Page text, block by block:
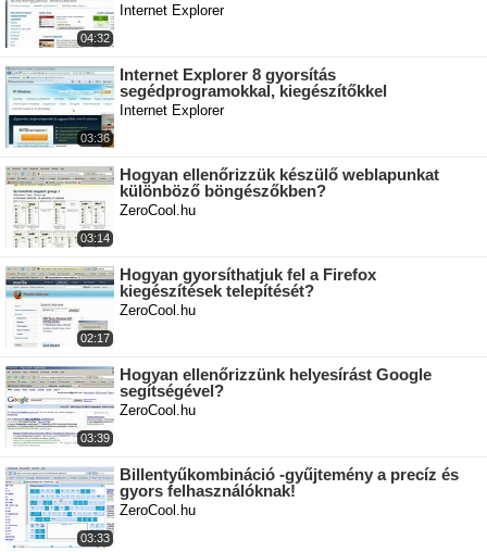
04:32
Internet Explorer
03:36
Internet Explorer 8 gyorsítás
segédprogramokkal, kiegészítőkkel
Internet Explorer
03:14
Hogyan ellenőrizzük készülő weblapunkat
különböző böngészőkben?
ZeroCool.hu
02:17
Hogyan gyorsíthatjuk fel a Firefox
kiegészítések telepítését?
ZeroCool.hu
03:39
Hogyan ellenőrizzünk helyesírást Google
segítségével?
ZeroCool.hu
03:33
Billentyűkombináció -gyűjtemény a precíz és
gyors felhasználóknak!
ZeroCool.hu